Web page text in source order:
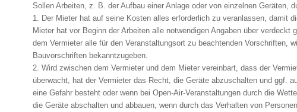
Sollen Arbeiten, z. B. der Aufbau einer Anlage oder von einzelnen Geräten,
1. Der Mieter hat auf seine Kosten alles erforderlich zu veranlassen, damit
Mieter hat vor Beginn der Arbeiten alle notwendigen Angaben über
dem Vermieter alle für den Veranstaltungsort zu beachtenden Vorschriften,
Bauvorschriften bekanntzugeben.
2. Wird zwischen dem Vermieter und dem Mieter vereinbart, dass der
überwacht, hat der Vermieter das Recht, die Geräte abzuschalten und ggf.
eine Gefahr besteht oder wenn bei Open-Air-Veranstaltungen durch die
die Geräte abschalten und abbauen, wenn durch das Verhalten von